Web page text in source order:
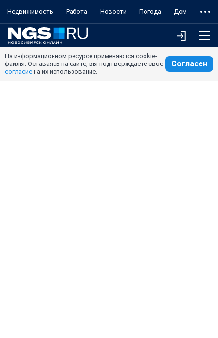
Недвижимость Работа Новости Погода Дом
На информационном ресурсе применяются cookie-
файлы. Оставаясь на сайте, вы подтверждаете свое
согласие на их использование.
Согласен